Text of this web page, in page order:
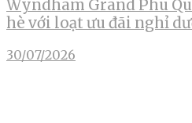
Wyndham Grand Phu
hè với loạt ưu đãi nghỉ
30/07/2026